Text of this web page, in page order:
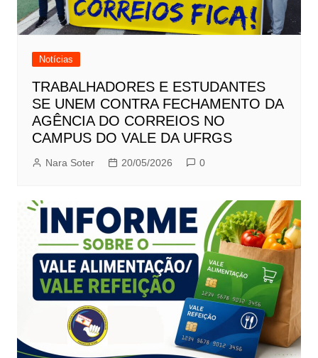
Notícias
TRABALHADORES E ESTUDANTES
SE UNEM CONTRA FECHAMENTO DA
AGÊNCIA DO CORREIOS NO
CAMPUS DO VALE DA UFRGS
Nara Soter 20/05/2026 0